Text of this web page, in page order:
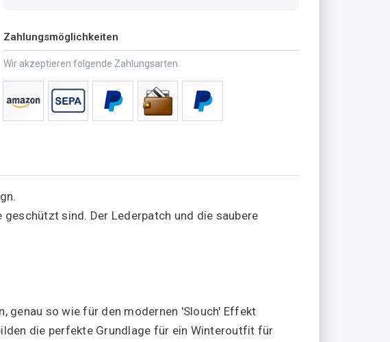
Zahlungsmöglichkeiten
Wir akzeptieren folgende Zahlungsarten
sind. Der Lederpatch und die saubere
genau so wie für den modernen 'Slouch' Effekt
die perfekte Grundlage für ein Winteroutfit für